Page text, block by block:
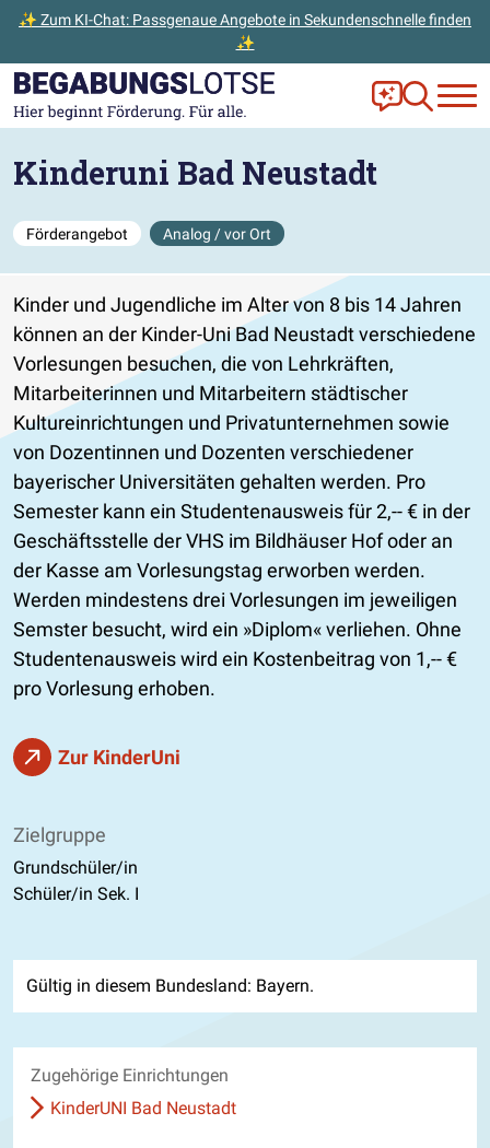
✨ Zum KI-Chat: Passgenaue Angebote in Sekundenschnelle finden
✨
Zum Hauptinhalt der Seite springen
Zur Startseite gehen Frag Ella!
Zur
Kinderuni Bad Neustadt
Förderangebot Analog / vor Ort
Kinder und Jugendliche im Alter von 8 bis 14 Jahren
können an der Kinder-Uni Bad Neustadt verschiedene
Vorlesungen besuchen, die von Lehrkräften,
Mitarbeiterinnen und Mitarbeitern städtischer
Kultureinrichtungen und Privatunternehmen sowie
von Dozentinnen und Dozenten verschiedener
bayerischer Universitäten gehalten werden. Pro
Semester kann ein Studentenausweis für 2,-- € in der
Geschäftsstelle der VHS im Bildhäuser Hof oder an
der Kasse am Vorlesungstag erworben werden.
Werden mindestens drei Vorlesungen im jeweiligen
Semster besucht, wird ein
Diplom
verliehen. Ohne
Studentenausweis wird ein Kostenbeitrag von 1,-- €
pro Vorlesung erhoben.
Zur KinderUni
Zielgruppe
Grundschüler/in
Schüler/in Sek. I
Gültig in diesem Bundesland: Bayern.
Zugehörige Einrichtungen
KinderUNI Bad Neustadt